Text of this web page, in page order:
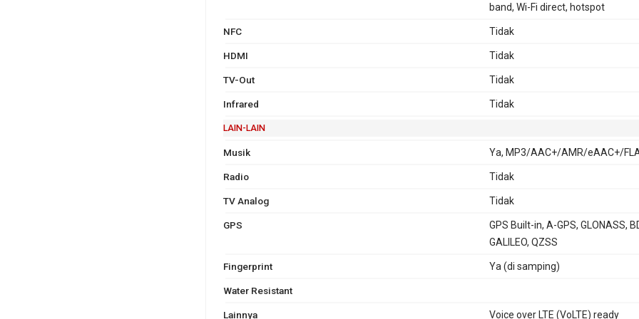
band, Wi-Fi direct, hotspot
NFC Tidak
HDMI Tidak
TV-Out Tidak
Infrared Tidak
LAIN-LAIN
Musik Ya, MP3/AAC+/AMR/eAAC+/
Radio Tidak
TV Analog Tidak
GPS
GPS Built-in, A-GPS, GLONASS,
GALILEO, QZSS
Fingerprint Ya (di samping)
Water Resistant
Lainnya Voice over LTE (VoLTE) ready